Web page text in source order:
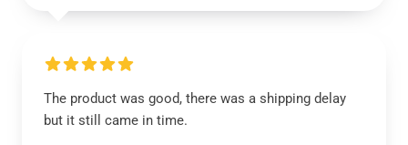
The product was good, there was a shipping delay
but it still came in time.